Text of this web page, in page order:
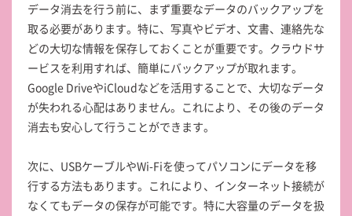
データ消去を行う前に、まず重要なデータのバックアップを
取る必要があります。特に、写真やビデオ、文書、連絡先な
どの大切な情報を保存しておくことが重要です。クラウドサ
ービスを利用すれば、簡単にバックアップが取れます。
Google DriveやiCloudなどを活用することで、大切なデータ
が失われる心配はありません。これにより、その後のデータ
消去も安心して行うことができます。
次に、USBケーブルやWi-Fiを使ってパソコンにデータを移
行する方法もあります。これにより、インターネット接続が
なくてもデータの保存が可能です。特に大容量のデータを扱